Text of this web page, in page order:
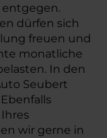
entgegen.
dürfen sich
freuen und
monatliche
In den
Seubert
wir gerne in